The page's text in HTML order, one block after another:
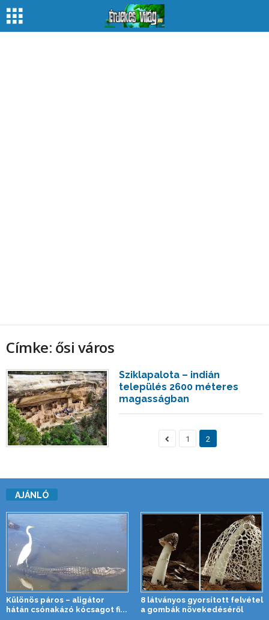
Címke: ősi város
Sziklapalota – indián
település 2600 méteres
magasságban
1 2
AJÁNLÓ
Különös páros – aligátor
hátán csónakázó kócsagot fi...
8 látványos gyorsított felvétel
a gombák növekedéséről